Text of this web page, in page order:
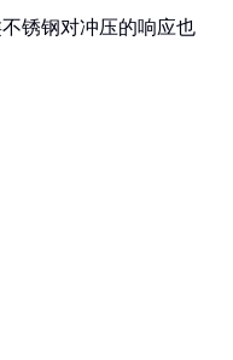
锈钢对冲压的响应也